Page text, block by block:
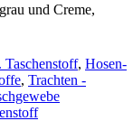
und Creme,
Taschenstoff, Hosen-
, Trachten -